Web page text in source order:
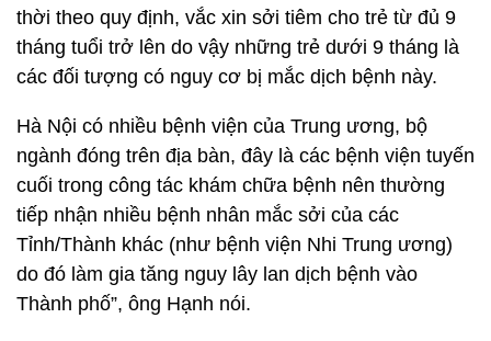
thời theo quy định, vắc xin sởi tiêm cho trẻ từ đủ 9
tháng tuổi trở lên do vậy những trẻ dưới 9 tháng là
các đối tượng có nguy cơ bị mắc dịch bệnh này.
Hà Nội có nhiều bệnh viện của Trung ương, bộ
ngành đóng trên địa bàn, đây là các bệnh viện tuyến
cuối trong công tác khám chữa bệnh nên thường
tiếp nhận nhiều bệnh nhân mắc sởi của các
Tỉnh/Thành khác (như bệnh viện Nhi Trung ương)
do đó làm gia tăng nguy lây lan dịch bệnh vào
Thành phố”, ông Hạnh nói.